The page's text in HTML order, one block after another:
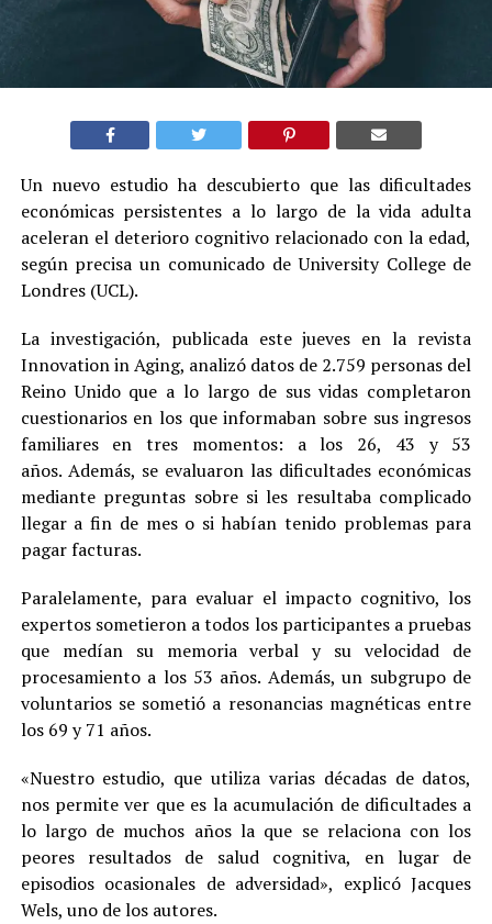
Un nuevo estudio ha descubierto que las dificultades
económicas persistentes a lo largo de la vida adulta
aceleran el deterioro cognitivo relacionado con la edad,
según precisa un comunicado de University College de
Londres (UCL).
La investigación, publicada este jueves en la revista
Innovation in Aging, analizó datos de 2.759 personas del
Reino Unido que a lo largo de sus vidas completaron
cuestionarios en los que informaban sobre sus ingresos
familiares en tres momentos: a los 26, 43 y 53
años. Además, se evaluaron las dificultades económicas
mediante preguntas sobre si les resultaba complicado
llegar a fin de mes o si habían tenido problemas para
pagar facturas.
Paralelamente, para evaluar el impacto cognitivo, los
expertos sometieron a todos los participantes a pruebas
que medían su memoria verbal y su velocidad de
procesamiento a los 53 años. Además, un subgrupo de
voluntarios se sometió a resonancias magnéticas entre
los 69 y 71 años.
«Nuestro estudio, que utiliza varias décadas de datos,
nos permite ver que es la acumulación de dificultades a
lo largo de muchos años la que se relaciona con los
peores resultados de salud cognitiva, en lugar de
episodios ocasionales de adversidad», explicó Jacques
Wels, uno de los autores.